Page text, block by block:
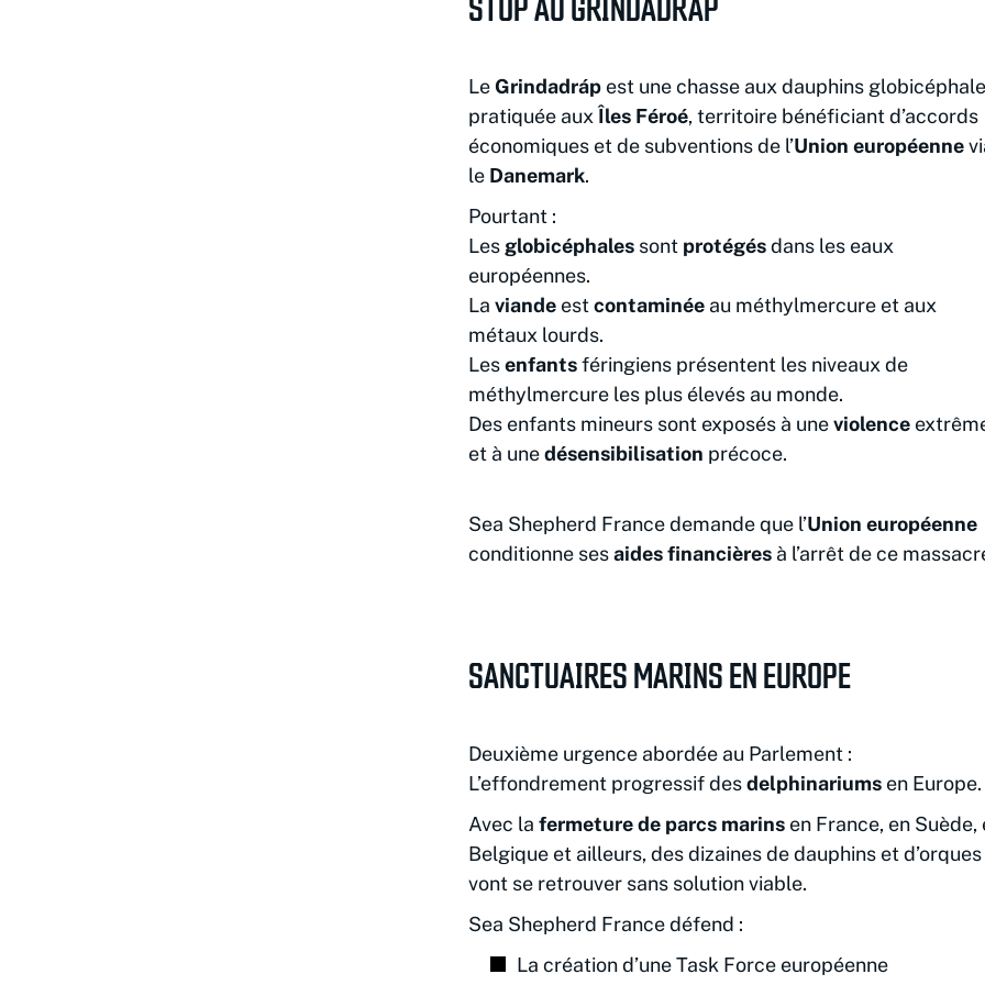
LeGrindadrápest une chasse aux dauphins
pratiquée aux Îles Féroé, territoire bénéficiant d’accords
économiques et de subventions de l’Union européenne
le Danemark.
Pourtant :
Les globicéphalessont protégésdans les eaux
européennes.
La viandeestcontaminéeau méthylmercure et aux
métaux lourds.
Lesenfantsféringiens présentent les niveaux de
méthylmercure les plus élevés au monde.
Des enfants mineurs sont exposés à uneviolence
et à unedésensibilisation précoce.
Sea Shepherd France demande que l’Union européenne
conditionne sesaides financièresà l’arrêt de ce
SANCTUAIRES MARINS EN EUROPE
Deuxième urgence abordée au Parlement :
L’effondrement progressif desdelphinariumsen Europe.
Avec la fermeture de parcs marinsen France, en Suède,
Belgique et ailleurs, des dizaines de dauphins et d’orques
vont se retrouver sans solution viable.
Sea Shepherd France défend :
La création d’une Task Force européenne